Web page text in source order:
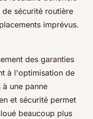
sécurité routière
imprévus.
des garanties
à l'optimisation de
une panne
et sécurité permet
beaucoup plus